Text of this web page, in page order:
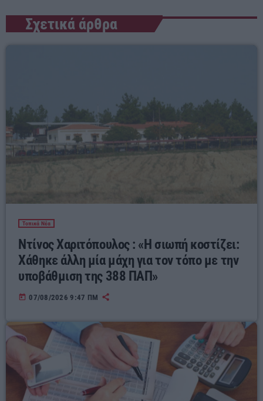
Σχετικά άρθρα
Τοπικά Νέα
Ντίνος Χαριτόπουλος : «Η σιωπή κοστίζει:
Χάθηκε άλλη μία μάχη για τον τόπο με την
υποβάθμιση της 388 ΠΑΠ»
today 07/08/2026 9:47 ΠΜ